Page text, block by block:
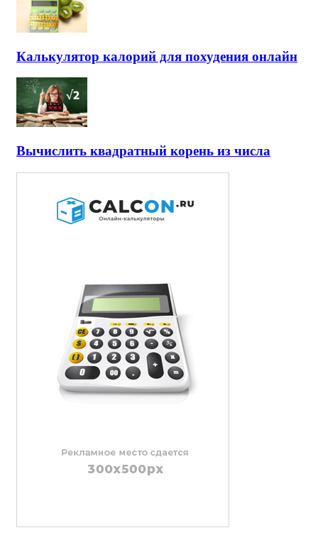
Калькулятор калорий для похудения онлайн
Вычислить квадратный корень из числа